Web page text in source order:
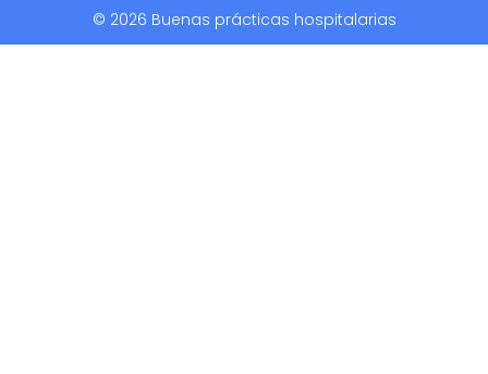
© 2026 Buenas prácticas hospitalarias